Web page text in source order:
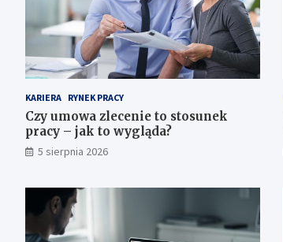
KARIERA RYNEK PRACY
Czy umowa zlecenie to stosunek
pracy – jak to wygląda?
5 sierpnia 2026